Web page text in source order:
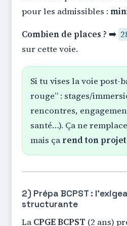
pour les admissibles :
Combien de places ? ➡️
sur cette voie.
Si tu vises la voie post-
rouge” : stages/
rencontres,
santé…). Ça ne
mais ça rend ton
2) Prépa BCPST :
structurante
La CPGE BCPST (2 ans)